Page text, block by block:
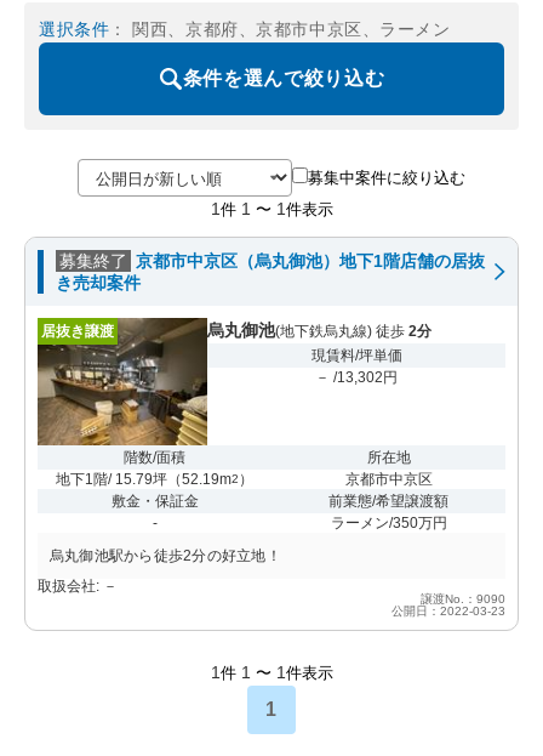
選択条件 ： 関西、京都府、京都市中京区、ラーメン
条件を選んで絞り込む
募集中案件に絞り込む
1 件 1 〜 1 件表示
募集終了 京都市中京区（烏丸御池）地下1階店舗の居抜
き売却案件
居抜き譲渡 烏丸御池(地下鉄烏丸線) 徒歩 2分
現賃料/坪単価
－ /13,302円
階数/面積
地下1階/ 15.79坪 （52.19m2 ）
所在地
京都市中京区
敷金・保証金
-
前業態/希望譲渡額
ラーメン/350万円
烏丸御池駅から徒歩2分の好立地！
取扱会社: －
譲渡No.：9090
公開日：2022-03-23
1 件 1 〜 1 件表示
1